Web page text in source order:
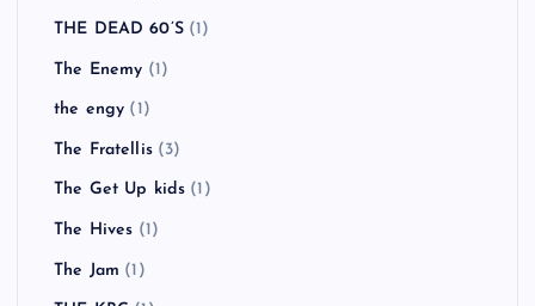
THE DEAD 60’S(1)
The Enemy (1)
the engy (1)
The Fratellis(3)
The Get Up kids (1)
The Hives (1)
The Jam (1)